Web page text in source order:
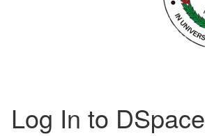
Log In to DSpace